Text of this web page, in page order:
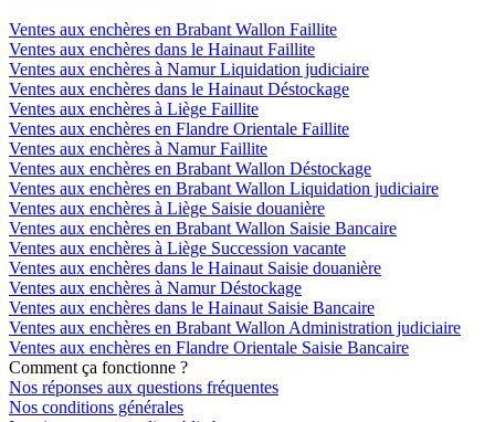
Ventes aux enchères en Brabant Wallon Faillite
Ventes aux enchères dans le Hainaut Faillite
Ventes aux enchères à Namur Liquidation judiciaire
Ventes aux enchères dans le Hainaut Déstockage
Ventes aux enchères à Liège Faillite
Ventes aux enchères en Flandre Orientale Faillite
Ventes aux enchères à Namur Faillite
Ventes aux enchères en Brabant Wallon Déstockage
Ventes aux enchères en Brabant Wallon Liquidation judiciaire
Ventes aux enchères à Liège Saisie douanière
Ventes aux enchères en Brabant Wallon Saisie Bancaire
Ventes aux enchères à Liège Succession vacante
Ventes aux enchères dans le Hainaut Saisie douanière
Ventes aux enchères à Namur Déstockage
Ventes aux enchères dans le Hainaut Saisie Bancaire
Ventes aux enchères en Brabant Wallon Administration judiciaire
Ventes aux enchères en Flandre Orientale Saisie Bancaire
Comment ça fonctionne ?
Nos réponses aux questions fréquentes
Nos conditions générales